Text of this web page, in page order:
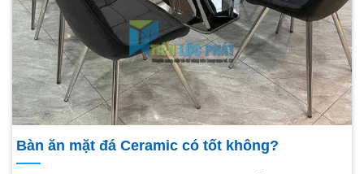
Bàn ăn mặt đá Ceramic có tốt không?